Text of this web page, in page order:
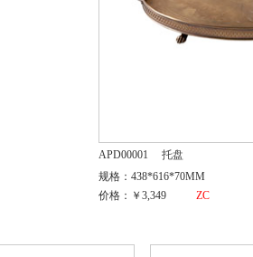
APD00001
托盘
规格：438*616*70MM
价格：￥3,349
ZC